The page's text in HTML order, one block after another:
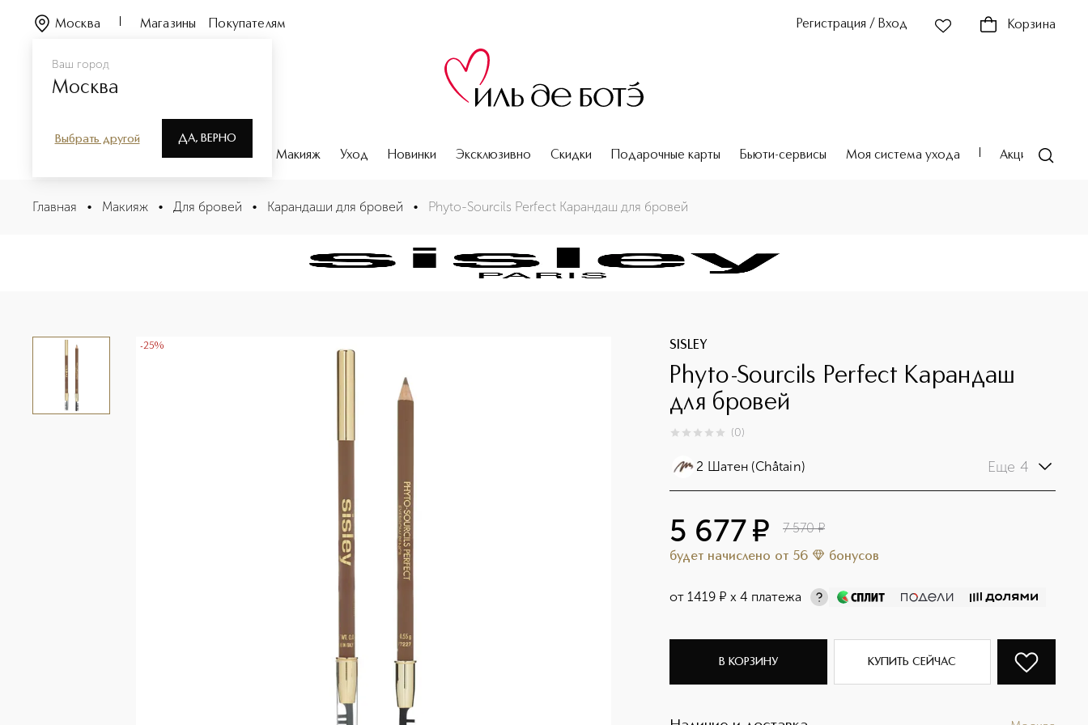
Ваш город
Москва
Выбрать другой ДА, ВЕРНО
Москва Магазины Покупателям Регистрация / Вход Корзина
Парфюмерия Макияж Уход Новинки Эксклюзивно Скидки Подарочные карты Бьюти-сервисы Моя система ухода Акции
Phyto-Sourcils Perfect Карандаш для бровей
Описание
Главная • Макияж • Для бровей • Карандаши для бровей • Phyto-Sourcils Perfect Карандаш для бровей
-25% SISLEY
Phyto-Sourcils Perfect Карандаш
для бровей
0из 0 (0)
2 Шатен (Châtain) Еще 4
5 677¤ 7 570 ¤
будет начислено от 56 бонусов
от 1419 ¤ х 4 платежа
В КОРЗИНУ КУПИТЬ СЕЙЧАС